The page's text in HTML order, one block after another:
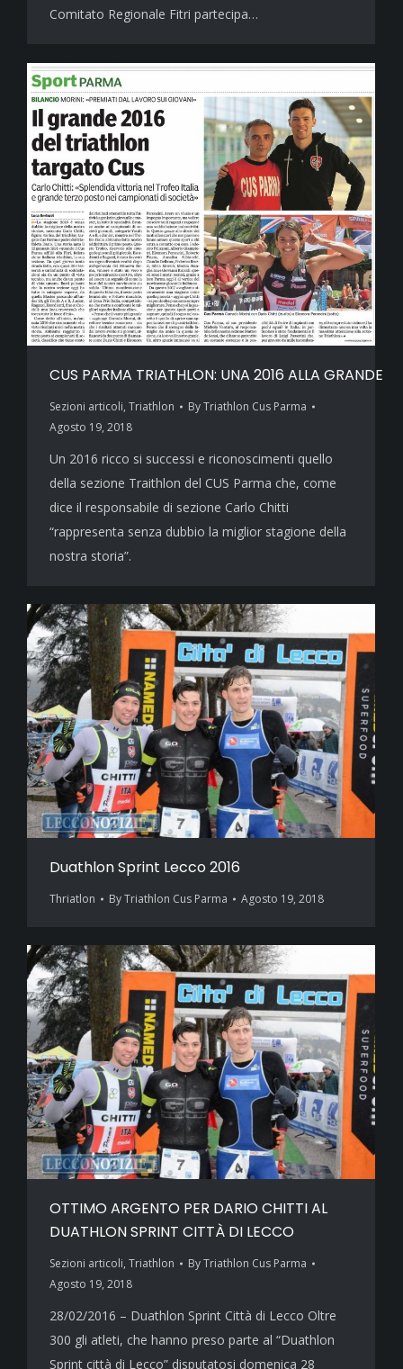
Comitato Regionale Fitri partecipa…
CUS PARMA TRIATHLON: UNA 2016 ALLA GRANDE
Sezioni articoli, Triathlon ByTriathlon Cus Parma
Agosto 19, 2018
Un 2016 ricco si successi e riconoscimenti quello
della sezione Traithlon del CUS Parma che, come
dice il responsabile di sezione Carlo Chitti
“rappresenta senza dubbio la miglior stagione della
nostra storia”.
Duathlon Sprint Lecco 2016
Thriatlon ByTriathlon Cus Parma Agosto 19, 2018
OTTIMO ARGENTO PER DARIO CHITTI AL
DUATHLON SPRINT CITTÀ DI LECCO
Sezioni articoli, Triathlon ByTriathlon Cus Parma
Agosto 19, 2018
28/02/2016 – Duathlon Sprint Città di Lecco Oltre
300 gli atleti, che hanno preso parte al “Duathlon
Sprint città di Lecco” disputatosi domenica 28